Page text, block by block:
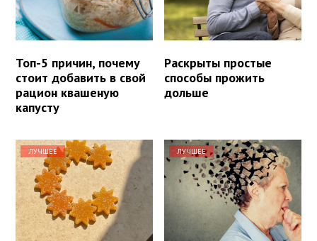
Топ-5 причин, почему
стоит добавить в свой
рацион квашеную
капусту
Раскрыты простые
способы прожить
дольше
ЛУЧШЕЕ ЛУЧШЕЕ